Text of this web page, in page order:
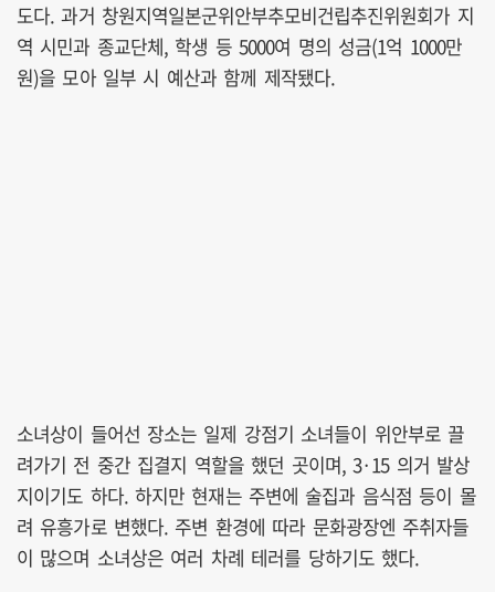
도다. 과거 창원지역일본군위안부추모비건립추진위원회가 지
역 시민과 종교단체, 학생 등 5000여 명의 성금(1억 1000만
원)을 모아 일부 시 예산과 함께 제작됐다.
소녀상이 들어선 장소는 일제 강점기 소녀들이 위안부로 끌
려가기 전 중간 집결지 역할을 했던 곳이며, 3·15 의거 발상
지이기도 하다. 하지만 현재는 주변에 술집과 음식점 등이 몰
려 유흥가로 변했다. 주변 환경에 따라 문화광장엔 주취자들
이 많으며 소녀상은 여러 차례 테러를 당하기도 했다.